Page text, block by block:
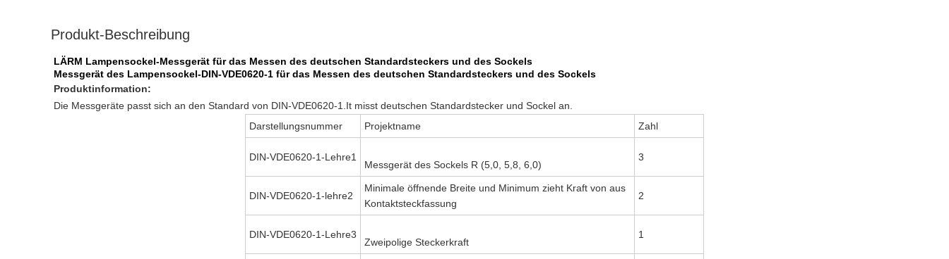
Produkt-Beschreibung
LÄRM Lampensockel-Messgerät für das Messen des deutschen Standardsteckers und des Sockels
Messgerät des Lampensockel-DIN-VDE0620-1 für das Messen des deutschen Standardsteckers und des Sockels
Produktinformation:
Die Messgeräte passt sich an den Standard von DIN-VDE0620-1.It misst deutschen Standardstecker und Sockel an.
Darstellungsnummer
Projektname Zahl
DIN-VDE0620-1-Lehre1
Messgerät des Sockels R (5,0, 5,8, 6,0)
3
DIN-VDE0620-1-lehre2
Minimale öffnende Breite und Minimum zieht Kraft von aus
Kontaktsteckfassung
2
DIN-VDE0620-1-Lehre3
Zweipolige Steckerkraft
1